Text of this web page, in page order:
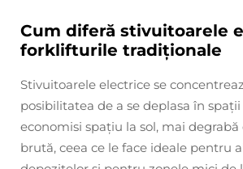
Cum diferă stivuitoarele
forklifturile tradiționale
Stivuitoarele electrice se
posibilitatea de a se deplasa în spații
economisi spațiu la sol, mai
brută, ceea ce le face ideale pentru